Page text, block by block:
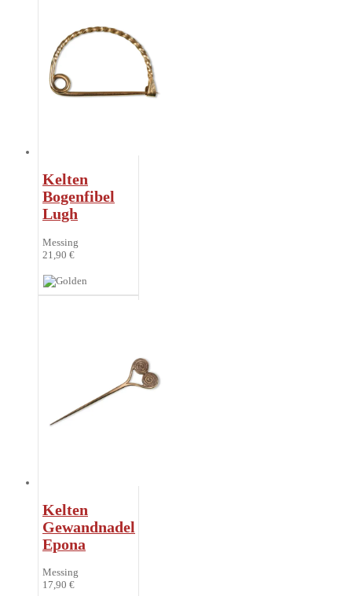
Kelten
Bogenfibel
Lugh
Messing
21,90 €
Kelten
Gewandnadel
Epona
Messing
17,90 €